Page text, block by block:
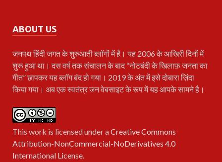
ABOUT US
जनपथहिंदी जगत के शुरुआती ब्लॉगों में है। यह 2006 के आखिरी दिनों में
शुरू हुआ था। दस वर्ष तक संचालन के बाद “नोटबंदी के खिलाफ़ जनता का
गीत” छापकर यह ब्लॉग बंद हो गया। 2019 के अंत में इसे दोबारा ज़िंदा
किया गया। अब एक स्वतंत्र जन वेबसाइट के रूप में यह आपके सामने है।
This work is licensed under aCreative Commons
Attribution-NonCommercial-NoDerivatives 4.0
International License